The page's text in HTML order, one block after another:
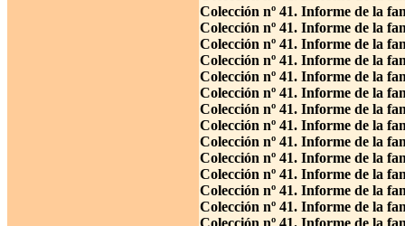
Colección nº 41. Informe de la
Colección nº 41. Informe de la
Colección nº 41. Informe de la
Colección nº 41. Informe de la
Colección nº 41. Informe de la
Colección nº 41. Informe de la
Colección nº 41. Informe de la
Colección nº 41. Informe de la
Colección nº 41. Informe de la
Colección nº 41. Informe de la
Colección nº 41. Informe de la
Colección nº 41. Informe de la
Colección nº 41. Informe de la
Colección nº 41. Informe de la